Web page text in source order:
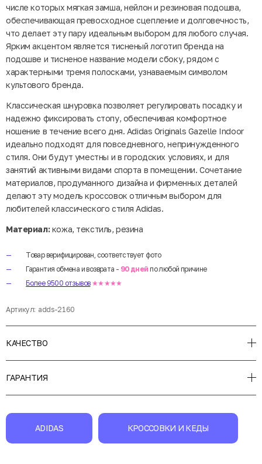
числе которых мягкая замша, нейлон и резиновая подошва,
обеспечивающая превосходное сцепление и долговечность,
что делает эту пару идеальным выбором для любого случая.
Ярким акцентом является тисненый логотип бренда на
подошве и тисненое название модели сбоку, рядом с
характерными тремя полосками, узнаваемым символом
культового бренда.
Классическая шнуровка позволяет регулировать посадку и
надежно фиксировать стопу, обеспечивая комфортное
ношение в течение всего дня. Adidas Originals Gazelle Indoor
идеально подходят для повседневного, непринужденного
стиля. Они будут уместны и в городских условиях, и для
занятий активными видами спорта в помещении. Сочетание
материалов, продуманного дизайна и фирменных деталей
делают эту модель кроссовок отличным выбором для
любителей классического стиля Adidas.
Материал:кожа, текстиль, резина
Товар верифицирован, соответствует фото
Гарантия обмена и возврата - 90 дней по любой причине
Более 9500 отзывов ★★★★★
Артикул: adds-2160
КАЧЕСТВО
ГАРАНТИЯ
ADIDAS КРОССОВКИ И КЕДЫ